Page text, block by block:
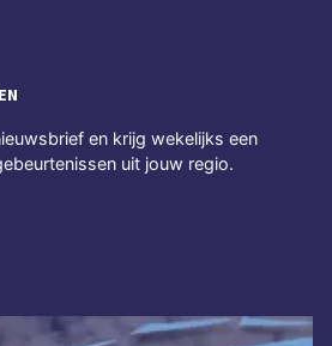
en krijg wekelijks een
uit jouw regio.